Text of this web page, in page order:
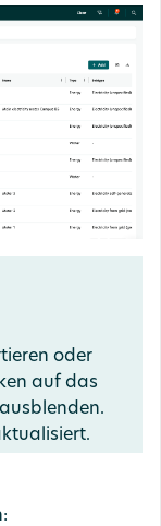
oder
auf das